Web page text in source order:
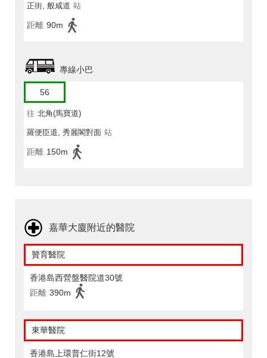
正街, 般咸道 站
距離 90m
專線小巴
56
往 北角(馬寶道)
羅便臣道, 秀麗閣對面 站
距離 150m
嘉華大廈附近的醫院
贊育醫院
香港島西營盤醫院道30號
距離 390m
東華醫院
香港島上環普仁街12號